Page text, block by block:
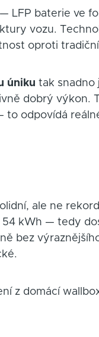
— LFP baterie ve
vozu.
oproti
úniku tak snadno
dobrý výkon.
to odpovídá
ale ne
54 kWh — tedy
bez
z domácí